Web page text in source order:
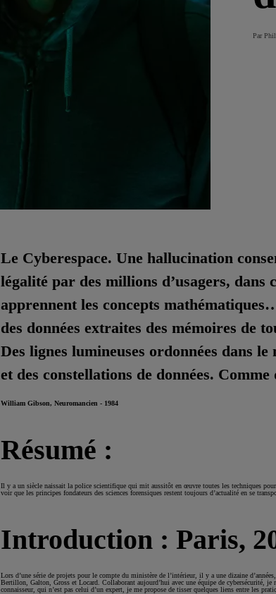
Par
Le Cyberespace. Une hallucination
légalité par des millions d’usagers, dans
apprennent les concepts
des données extraites des mémoires de
Des lignes lumineuses ordonnées dans le
et des constellations de données.
William Gibson, Neuromancien - 1984
Résumé :
Il y a un siècle naissait la police scientifique qui mit aussitôt en œuvre toutes les techniques
voir que les principes fondateurs des sciences forensiques restent toujours d’actualité en se
Introduction : Paris,
Lors d’une série de projets pour le compte du ministère de l’intérieur, il y a une dizaine
Bertillon, Galton, Gross et Locard. Collaborant aujourd’hui avec une équipe de cybersécurité,
connaisseur, qui n’est pas celui d’un expert, je me propose de tisser quelques liens entre les